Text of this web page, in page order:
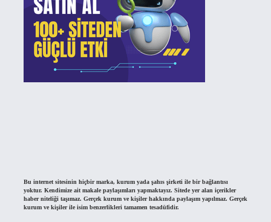
Bu internet sitesinin hiçbir marka, kurum yada şahıs şirketi ile bir bağlantısı
yoktur. Kendimize ait makale paylaşımları yapmaktayız. Sitede yer alan içerikler
haber niteliği taşımaz. Gerçek kurum ve kişiler hakkında paylaşım yapılmaz. Gerçek
kurum ve kişiler ile isim benzerlikleri tamamen tesadüfidir.